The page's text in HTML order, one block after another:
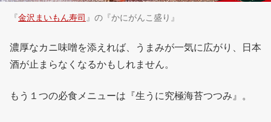
『金沢まいもん寿司 』の『かにがんこ盛り』
濃厚なカニ味噌を添えれば、うまみが一気に広がり、日本
酒が止まらなくなるかもしれません。
もう１つの必食メニューは『生うに究極海苔つつみ』。